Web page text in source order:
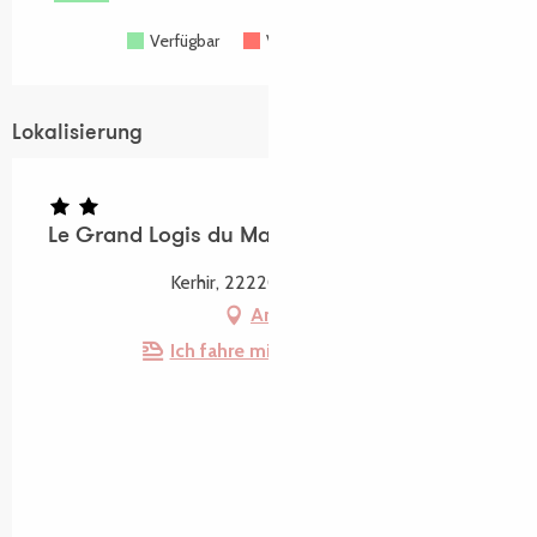
Verfügbar Voll belegt
Lokalisierung
Le Grand Logis du Manoir de Kerhir
Kerhir, 22220 Trédarzec
Anfahrt
Ich fahre mit dem Zug hin!